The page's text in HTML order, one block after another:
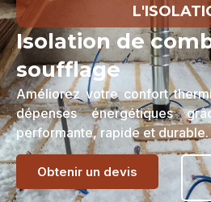
Isolation de
soufflage
Améliorez votre confort
dépenses énergétiques
performante, rapide et durable.
Obtenir un devis